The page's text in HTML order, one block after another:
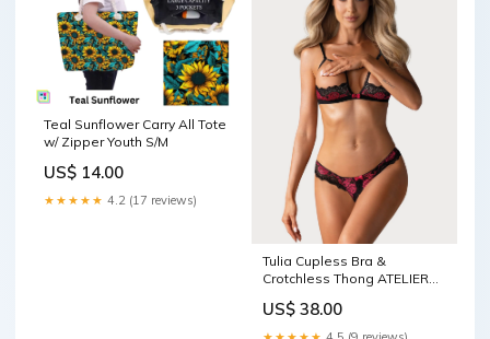
Teal Sunflower Carry All Tote
w/ Zipper Youth S/M
US$ 14.00
★★★★★ 4.2 (17 reviews)
Tulia Cupless Bra &
Crotchless Thong ATELIER
US$ 38.00